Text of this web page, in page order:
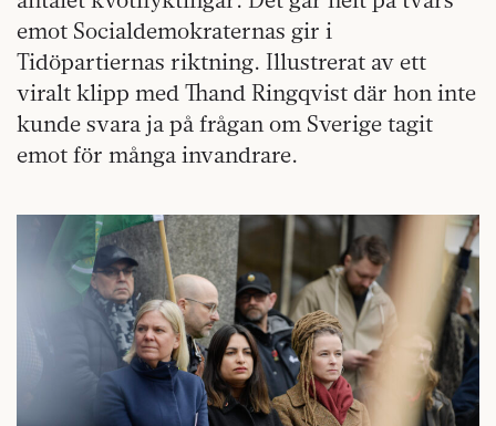
emot Socialdemokraternas gir i
Tidöpartiernas riktning. Illustrerat av ett
viralt klipp med Thand Ringqvist där hon inte
kunde svara ja på frågan om Sverige tagit
emot för många invandrare.